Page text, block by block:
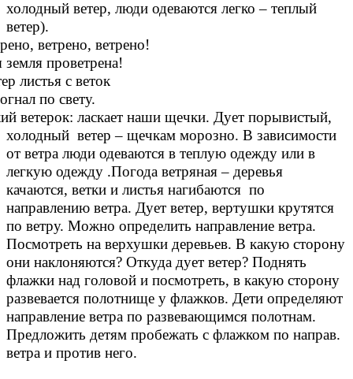
холодный ветер, люди одеваются легко – теплый
ветер).
ветрено, ветрено!
проветрена!
с веток
по свету.
ветерок: ласкает наши щечки. Дует порывистый,
холодный ветер – щечкам морозно. В зависимости
от ветра люди одеваются в теплую одежду или в
легкую одежду .Погода ветряная – деревья
качаются, ветки и листья нагибаются по
направлению ветра. Дует ветер, вертушки крутятся
по ветру. Можно определить направление ветра.
Посмотреть на верхушки деревьев. В какую сторону
они наклоняются? Откуда дует ветер? Поднять
флажки над головой и посмотреть, в какую сторону
развевается полотнище у флажков. Дети определяют
направление ветра по развевающимся полотнам.
Предложить детям пробежать с флажком по направ.
ветра и против него.